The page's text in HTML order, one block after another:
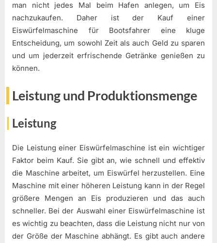
man nicht jedes Mal beim Hafen anlegen, um Eis
nachzukaufen. Daher ist der Kauf einer
Eiswürfelmaschine für Bootsfahrer eine kluge
Entscheidung, um sowohl Zeit als auch Geld zu sparen
und um jederzeit erfrischende Getränke genießen zu
können.
Leistung und Produktionsmenge
Leistung
Die Leistung einer Eiswürfelmaschine ist ein wichtiger
Faktor beim Kauf. Sie gibt an, wie schnell und effektiv
die Maschine arbeitet, um Eiswürfel herzustellen. Eine
Maschine mit einer höheren Leistung kann in der Regel
größere Mengen an Eis produzieren und das auch
schneller. Bei der Auswahl einer Eiswürfelmaschine ist
es wichtig zu beachten, dass die Leistung nicht nur von
der Größe der Maschine abhängt. Es gibt auch andere